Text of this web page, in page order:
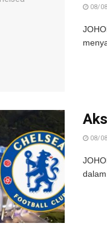
08/
08/